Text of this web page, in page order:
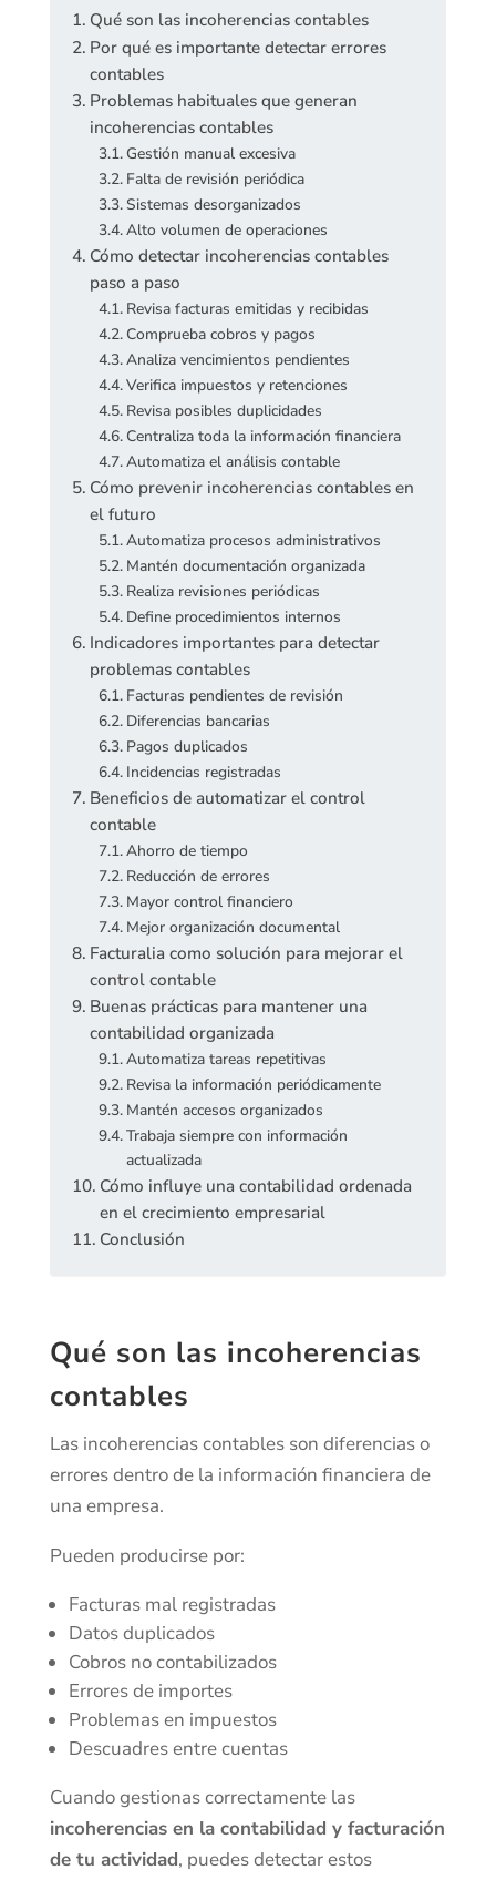
Qué son las incoherencias contables
Por qué es importante detectar errores
contables
Problemas habituales que generan
incoherencias contables
Gestión manual excesiva
Falta de revisión periódica
Sistemas desorganizados
Alto volumen de operaciones
Cómo detectar incoherencias contables
paso a paso
Revisa facturas emitidas y recibidas
Comprueba cobros y pagos
Analiza vencimientos pendientes
Verifica impuestos y retenciones
Revisa posibles duplicidades
Centraliza toda la información financiera
Automatiza el análisis contable
Cómo prevenir incoherencias contables en
el futuro
Automatiza procesos administrativos
Mantén documentación organizada
Realiza revisiones periódicas
Define procedimientos internos
Indicadores importantes para detectar
problemas contables
Facturas pendientes de revisión
Diferencias bancarias
Pagos duplicados
Incidencias registradas
Beneficios de automatizar el control
contable
Ahorro de tiempo
Reducción de errores
Mayor control financiero
Mejor organización documental
Facturalia como solución para mejorar el
control contable
Buenas prácticas para mantener una
contabilidad organizada
Automatiza tareas repetitivas
Revisa la información periódicamente
Mantén accesos organizados
Trabaja siempre con información
actualizada
Cómo influye una contabilidad ordenada
en el crecimiento empresarial
Conclusión
Qué son las incoherencias
contables
Las incoherencias contables son diferencias o
errores dentro de la información financiera de
una empresa.
Pueden producirse por:
Facturas mal registradas
Datos duplicados
Cobros no contabilizados
Errores de importes
Problemas en impuestos
Descuadres entre cuentas
Cuando gestionas correctamente las
incoherencias en la contabilidad y facturación
de tu actividad, puedes detectar estos